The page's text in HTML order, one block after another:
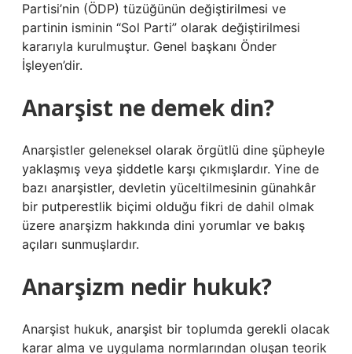
Partisi’nin (ÖDP) tüzüğünün değiştirilmesi ve
partinin isminin “Sol Parti” olarak değiştirilmesi
kararıyla kurulmuştur. Genel başkanı Önder
İşleyen’dir.
Anarşist ne demek din?
Anarşistler geleneksel olarak örgütlü dine şüpheyle
yaklaşmış veya şiddetle karşı çıkmışlardır. Yine de
bazı anarşistler, devletin yüceltilmesinin günahkâr
bir putperestlik biçimi olduğu fikri de dahil olmak
üzere anarşizm hakkında dini yorumlar ve bakış
açıları sunmuşlardır.
Anarşizm nedir hukuk?
Anarşist hukuk, anarşist bir toplumda gerekli olacak
karar alma ve uygulama normlarından oluşan teorik